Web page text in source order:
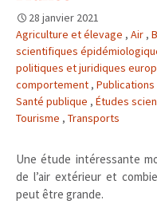
28 janvier 2021
Agriculture et élevage , Air ,
scientifiques
politiques et juridiques
comportement ,
Santé publique , Études
Tourisme , Transports
Une étude intéressante
de l’air extérieur et
peut être grande.